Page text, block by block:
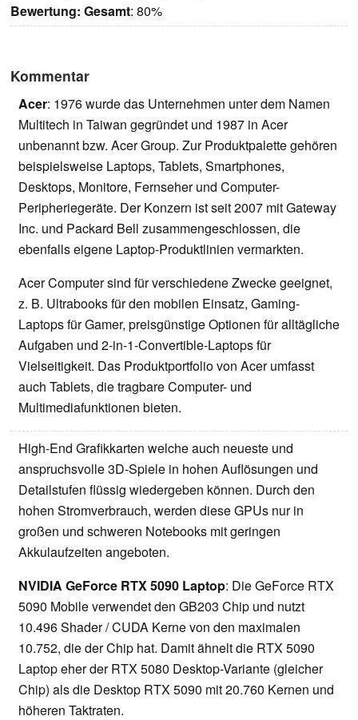
Bewertung: Gesamt: 80%
Kommentar
Acer: 1976 wurde das Unternehmen unter dem Namen
Multitech in Taiwan gegründet und 1987 in Acer
unbenannt bzw. Acer Group. Zur Produktpalette gehören
beispielsweise Laptops, Tablets, Smartphones,
Desktops, Monitore, Fernseher und Computer-
Peripheriegeräte. Der Konzern ist seit 2007 mit Gateway
Inc. und Packard Bell zusammengeschlossen, die
ebenfalls eigene Laptop-Produktlinien vermarkten.
Acer Computer sind für verschiedene Zwecke geeignet,
z. B. Ultrabooks für den mobilen Einsatz, Gaming-
Laptops für Gamer, preisgünstige Optionen für alltägliche
Aufgaben und 2-in-1-Convertible-Laptops für
Vielseitigkeit. Das Produktportfolio von Acer umfasst
auch Tablets, die tragbare Computer- und
Multimediafunktionen bieten.
High-End Grafikkarten welche auch neueste und
anspruchsvolle 3D-Spiele in hohen Auflösungen und
Detailstufen flüssig wiedergeben können. Durch den
hohen Stromverbrauch, werden diese GPUs nur in
großen und schweren Notebooks mit geringen
Akkulaufzeiten angeboten.
NVIDIA GeForce RTX 5090 Laptop: Die GeForce RTX
5090 Mobile verwendet den GB203 Chip und nutzt
10.496 Shader / CUDA Kerne von den maximalen
10.752, die der Chip hat. Damit ähnelt die RTX 5090
Laptop eher der RTX 5080 Desktop-Variante (gleicher
Chip) als die Desktop RTX 5090 mit 20.760 Kernen und
höheren Taktraten.